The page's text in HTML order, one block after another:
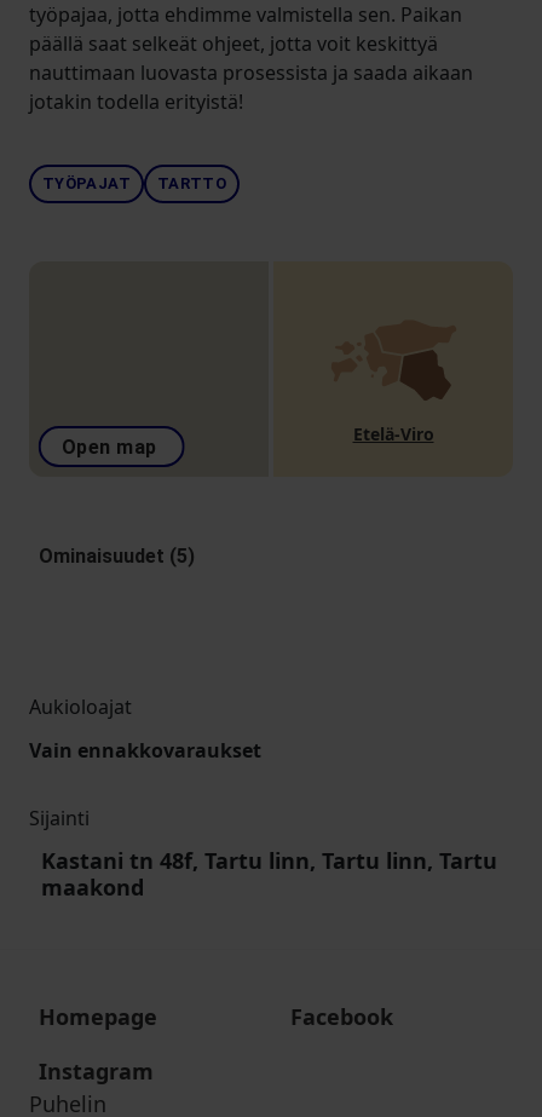
työpajaa, jotta ehdimme valmistella sen. Paikan
päällä saat selkeät ohjeet, jotta voit keskittyä
nauttimaan luovasta prosessista ja saada aikaan
jotakin todella erityistä!
TYÖPAJAT TARTTO
Open map
Etelä-Viro
Ominaisuudet (5)
Aukioloajat
Vain ennakkovaraukset
Sijainti
Kastani tn 48f, Tartu linn, Tartu linn, Tartu
maakond
Homepage
Facebook
Instagram
Puhelin